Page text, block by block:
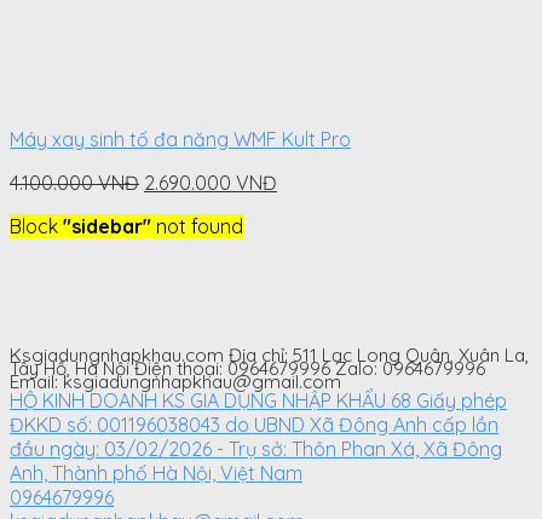
Máy xay sinh tố đa năng WMF Kult Pro
4.100.000VNĐ Original
was:
2.690.000 VNĐ
Block "sidebar" not found
Ksgiadungnhapkhau.com Địa chỉ: 511 Lạc Long Quân, Xuân La,
Tây Hồ, Hà Nội Điện thoại: 0964679996 Zalo: 0964679996
Email: ksgiadungnhapkhau@gmail.com
HỘ KINH DOANH KS GIA DỤNG NHẬP KHẨU 68 Giấy phép
ĐKKD số: 001196038043 do UBND Xã Đông Anh cấp lần
đầu ngày: 03/02/2026 - Trụ sở: Thôn Phan Xá, Xã Đông
Anh, Thành phố Hà Nội, Việt Nam
0964679996